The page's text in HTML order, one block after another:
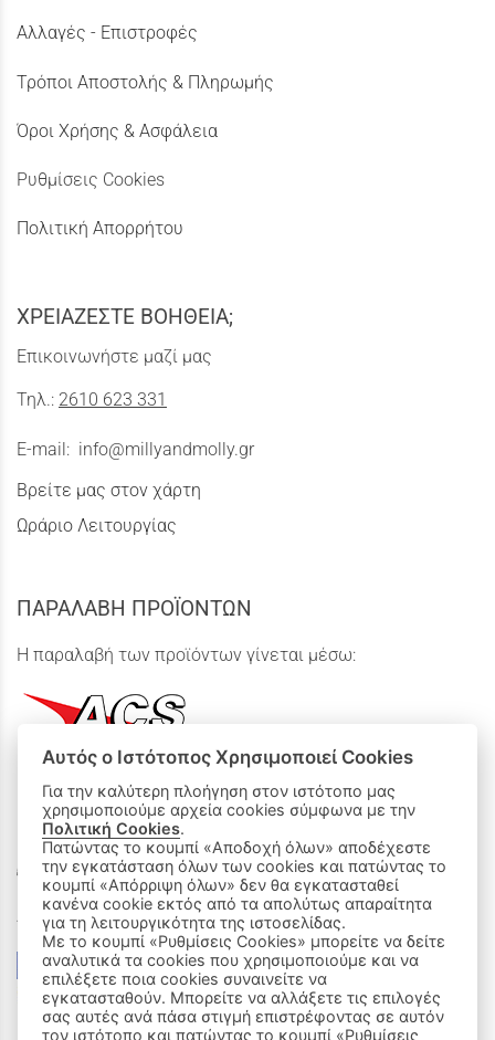
Αλλαγές - Επιστροφές
Τρόποι Αποστολής & Πληρωμής
Όροι Χρήσης & Ασφάλεια
Ρυθμίσεις Cookies
Πολιτική Απορρήτου
ΧΡΕΙΑΖΕΣΤΕ ΒΟΗΘΕΙΑ;
Επικοινωνήστε μαζί μας
Τηλ.: 2610 623 331
E-mail: info@millyandmolly.gr
Βρείτε μας στον χάρτη
Ωράριο Λειτουργίας
ΠΑΡΑΛΑΒΗ ΠΡΟΪΟΝΤΩΝ
Η παραλαβή των προϊόντων γίνεται μέσω:
ΟΙ ΑΓΟΡΕΣ ΜΟΥ
Καλάθι Αγορών
Δεχόμαστε όλες τις πιστωτικές κάρτες:
Αυτός ο Ιστότοπος Χρησιμοποιεί Cookies
Για την καλύτερη πλοήγηση στον ιστότοπο μας
χρησιμοποιούμε αρχεία cookies σύμφωνα με την
Πολιτική Cookies.
Πατώντας το κουμπί «Αποδοχή όλων» αποδέχεστε
την εγκατάσταση όλων των cookies και πατώντας το
κουμπί «Απόρριψη όλων» δεν θα εγκατασταθεί
κανένα cookie εκτός από τα απολύτως απαραίτητα
για τη λειτουργικότητα της ιστοσελίδας.
Με το κουμπί «Ρυθμίσεις Cookies» μπορείτε να δείτε
αναλυτικά τα cookies που χρησιμοποιούμε και να
επιλέξετε ποια cookies συναινείτε να
εγκατασταθούν. Μπορείτε να αλλάξετε τις επιλογές
σας αυτές ανά πάσα στιγμή επιστρέφοντας σε αυτόν
τον ιστότοπο και πατώντας το κουμπί «Ρυθμίσεις